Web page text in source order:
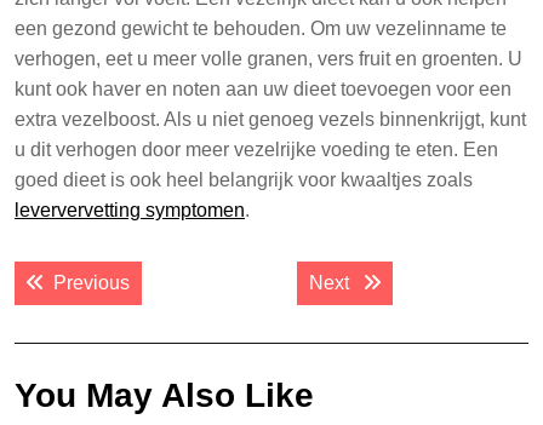
een gezond gewicht te behouden. Om uw vezelinname te
verhogen, eet u meer volle granen, vers fruit en groenten. U
kunt ook haver en noten aan uw dieet toevoegen voor een
extra vezelboost. Als u niet genoeg vezels binnenkrijgt, kunt
u dit verhogen door meer vezelrijke voeding te eten. Een
goed dieet is ook heel belangrijk voor kwaaltjes zoals
leververvetting symptomen.
Post
navigation
PreviousPrevious post: Next Next post:
You May Also Like